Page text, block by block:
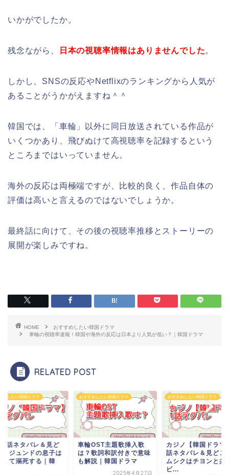
いかがでしたか。
残念ながら、 日本の視聴率情報はありませんでした。
しかし、SNSの反応やNetflixのランキングから人気が
あることがうかがえますね＾＾
韓国では、「車輪」以外に同日放送されている作品が
いくつかあり、飛びぬけて高視聴率を記録するという
ところまではいっていません。
海外の反応は両極端ですが、比較的良く、作品自体の
評価は高いと言えるのではないでしょうか。
最終話に向けて、その後の視聴率推移とストーリーの
展開が楽しみですね。
HOME
おすすめしたい韓国ドラマ
車輪の視聴率速報！韓国や海外の反応は日本より人気が低い？｜韓国ドラマ
RELATED POST
めしたい韓国ドラマ
OST主題歌挿入歌
歌詞和訳付きで意味
説｜韓国ドラマ
おすすめしたい韓国ドラマ
カジノ【韓国ドラマ】1
話ネタバレ＆見どころ！
ムシクはチヨンと共に
おすすめしたい韓国ドラマ
車輪1話ネタバレ＆
ころ！ジュンドの息
泥酔して溺死する｜
国...